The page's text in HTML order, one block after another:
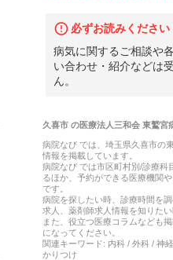
必ずお読みください
病気に関するご相談や
い合わせ・紹介などは
ん。
久喜市の医療法人三和会 東鷲宮
病院なび では、 埼玉県久喜市の
情報を掲載しています。
病院なび では市区町村別/診療科
るほか、予約ができる医療機関
です。
病院を探したい時、診療時間を
求人、薬剤師求人情報を知りたい
また、役立つ医療コラムなども
になってください。
関連キーワード: 内科 / 外科 / 神
かりつけ